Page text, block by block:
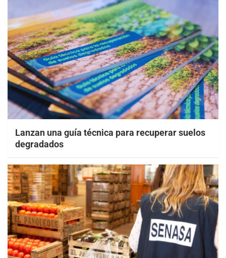
Lanzan una guía técnica para recuperar suelos
degradados